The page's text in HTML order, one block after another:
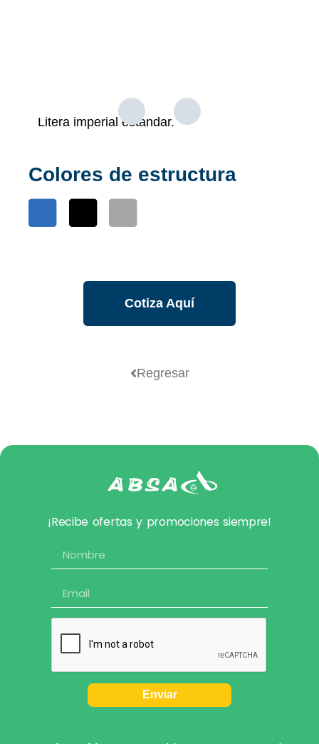
Litera imperial estándar.
Colores de estructura
Cotiza Aquí
Regresar
¡Recibe ofertas y promociones siempre!
Enviar